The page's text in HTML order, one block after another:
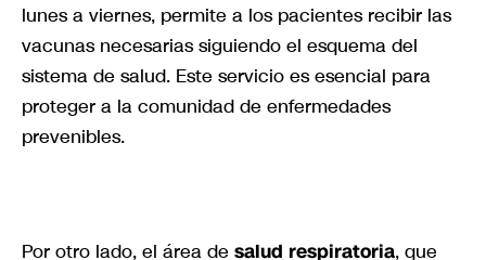
lunes a viernes, permite a los pacientes recibir las
vacunas necesarias siguiendo el esquema del
sistema de salud. Este servicio es esencial para
proteger a la comunidad de enfermedades
prevenibles.
Por otro lado, el área de salud respiratoria, que